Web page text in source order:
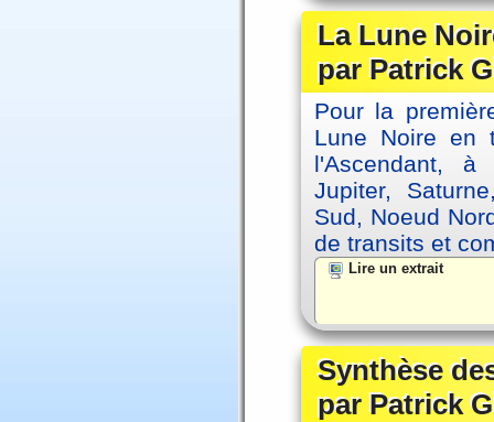
La Lune
par Patrick
Pour la
Lune Noire en
l'Ascendant,
Jupiter,
Sud, Noeud
de transits et
Lire un extrait
Synthèse
par Patrick